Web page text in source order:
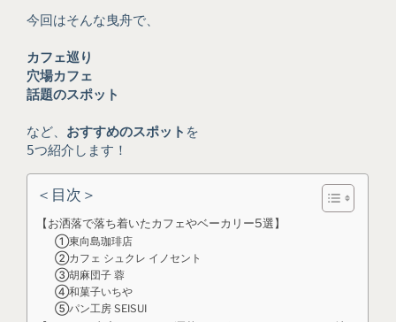
今回はそんな曳舟で、
カフェ巡り
穴場カフェ
話題のスポット
など、 おすすめのスポット を
5つ紹介します！
＜目次＞
【お洒落で落ち着いたカフェやベーカリー5選】
①東向島珈琲店
②カフェ シュクレ イノセント
③胡麻団子 蓉
④和菓子いちや
⑤パン工房 SEISUI